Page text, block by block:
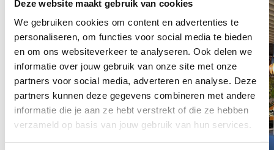
Deze website maakt gebruik van cookies
We gebruiken cookies om content en advertenties te
personaliseren, om functies voor social media te bieden
en om ons websiteverkeer te analyseren. Ook delen we
informatie over jouw gebruik van onze site met onze
partners voor social media, adverteren en analyse. Deze
partners kunnen deze gegevens combineren met andere
informatie die je aan ze hebt verstrekt of die ze hebben
verzameld op basis van jouw gebruik van hun services.